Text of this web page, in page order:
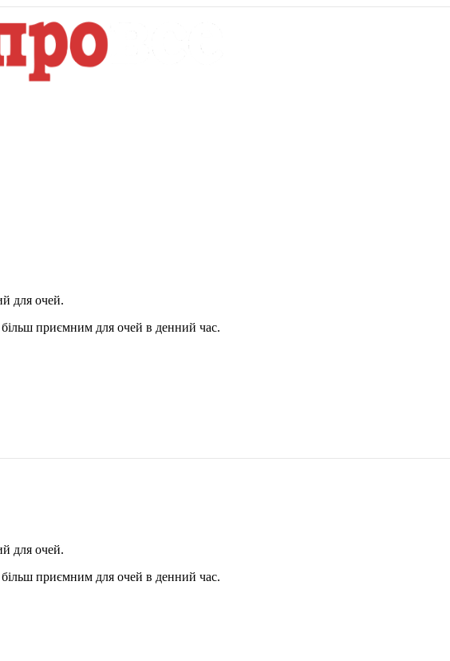
для очей.
приємним для очей в денний час.
для очей.
приємним для очей в денний час.